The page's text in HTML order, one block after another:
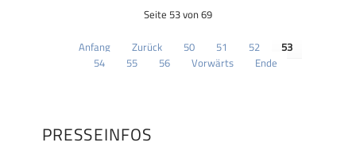
Seite 53 von 69
Anfang Zurück 50 51 52
53
54
55 56 Vorwärts Ende
PRESSEINFOS